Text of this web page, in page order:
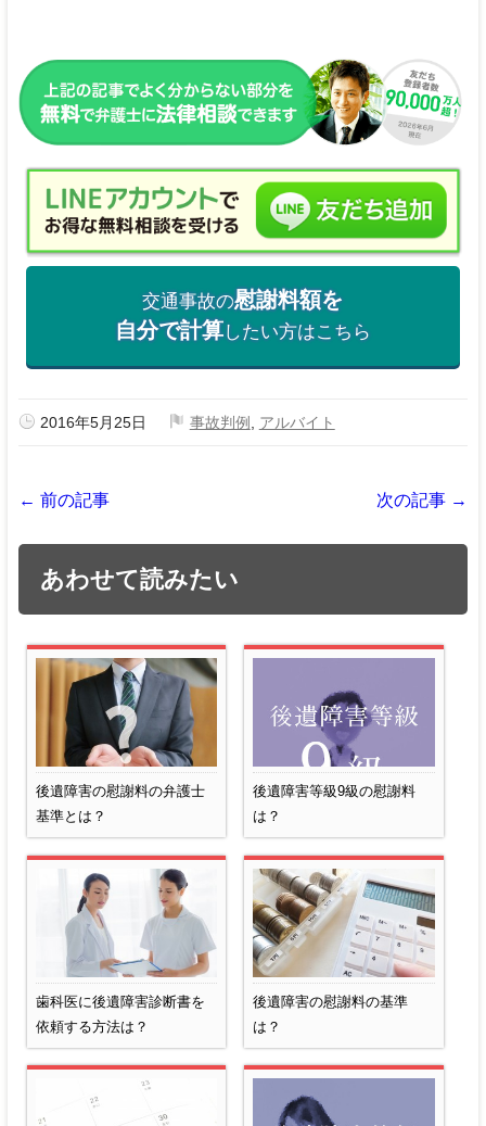
交通事故の慰謝料額を
自分で計算したい方はこちら
2016年5月25日 事故判例 アルバイト
← 前の記事 次の記事 →
あわせて読みたい
後遺障害の慰謝料の弁護士
基準とは？
後遺障害等級9級の慰謝料
は？
歯科医に後遺障害診断書を
依頼する方法は？
後遺障害の慰謝料の基準
は？